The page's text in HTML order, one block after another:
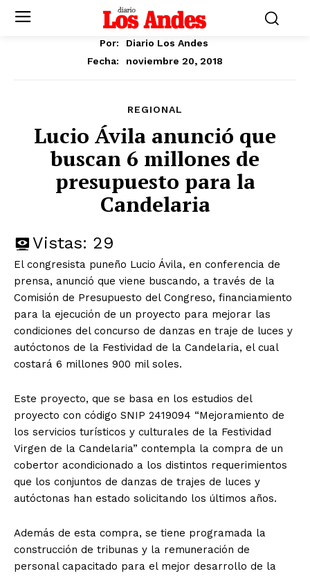
Por:
Diario Los Andes
Fecha:
noviembre 20, 2018
REGIONAL
Lucio Ávila anunció que
buscan 6 millones de
presupuesto para la
Candelaria
Vistas: 29
El congresista puneño Lucio Ávila, en conferencia de
prensa, anunció que viene buscando, a través de la
Comisión de Presupuesto del Congreso, financiamiento
para la ejecución de un proyecto para mejorar las
condiciones del concurso de danzas en traje de luces y
autóctonos de la Festividad de la Candelaria, el cual
costará 6 millones 900 mil soles.
Este proyecto, que se basa en los estudios del
proyecto con código SNIP 2419094 “Mejoramiento de
los servicios turísticos y culturales de la Festividad
Virgen de la Candelaria” contempla la compra de un
cobertor acondicionado a los distintos requerimientos
que los conjuntos de danzas de trajes de luces y
autóctonas han estado solicitando los últimos años.
Además de esta compra, se tiene programada la
construcción de tribunas y la remuneración de
personal capacitado para el mejor desarrollo de la